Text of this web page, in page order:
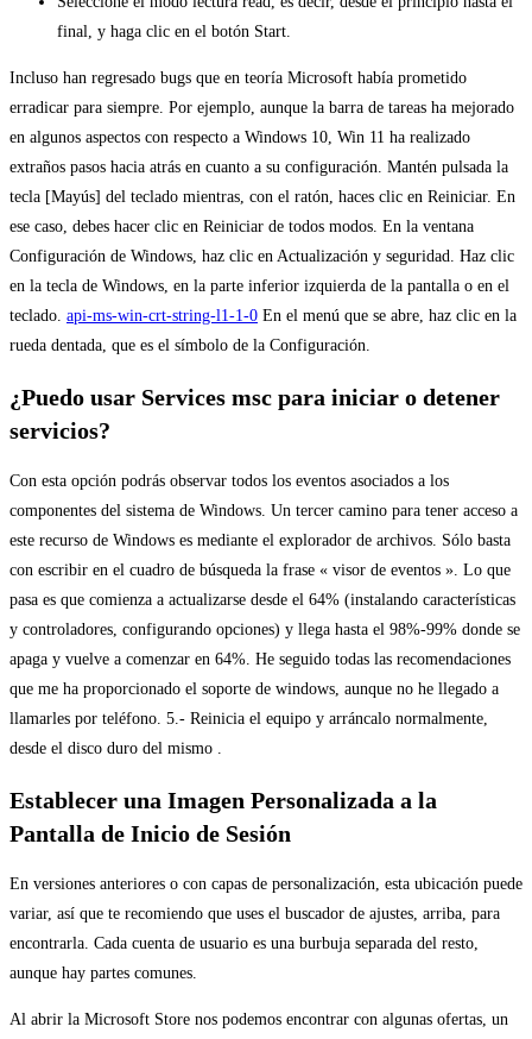
final, y haga clic en el botón Start.
Incluso han regresado bugs que en teoría Microsoft había prometido
erradicar para siempre. Por ejemplo, aunque la barra de tareas ha mejorado
en algunos aspectos con respecto a Windows 10, Win 11 ha realizado
extraños pasos hacia atrás en cuanto a su configuración. Mantén pulsada la
tecla [Mayús] del teclado mientras, con el ratón, haces clic en Reiniciar. En
ese caso, debes hacer clic en Reiniciar de todos modos. En la ventana
Configuración de Windows, haz clic en Actualización y seguridad. Haz clic
en la tecla de Windows, en la parte inferior izquierda de la pantalla o en el
teclado. api-ms-win-crt-string-l1-1-0 En el menú que se abre, haz clic en la
rueda dentada, que es el símbolo de la Configuración.
¿Puedo usar Services msc para iniciar o detener
servicios?
Con esta opción podrás observar todos los eventos asociados a los
componentes del sistema de Windows. Un tercer camino para tener acceso a
este recurso de Windows es mediante el explorador de archivos. Sólo basta
con escribir en el cuadro de búsqueda la frase « visor de eventos ». Lo que
pasa es que comienza a actualizarse desde el 64% (instalando características
y controladores, configurando opciones) y llega hasta el 98%-99% donde se
apaga y vuelve a comenzar en 64%. He seguido todas las recomendaciones
que me ha proporcionado el soporte de windows, aunque no he llegado a
llamarles por teléfono. 5.- Reinicia el equipo y arráncalo normalmente,
desde el disco duro del mismo .
Establecer una Imagen Personalizada a la
Pantalla de Inicio de Sesión
En versiones anteriores o con capas de personalización, esta ubicación puede
variar, así que te recomiendo que uses el buscador de ajustes, arriba, para
encontrarla. Cada cuenta de usuario es una burbuja separada del resto,
aunque hay partes comunes.
Al abrir la Microsoft Store nos podemos encontrar con algunas ofertas, un